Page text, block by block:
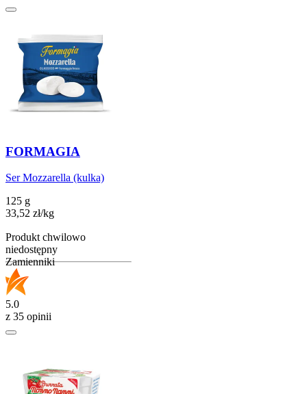
FORMAGIA
Ser Mozzarella (kulka)
125 g
33,52 zł/kg
Produkt chwilowo
niedostępny
Zamienniki
5.0
z 35 opinii